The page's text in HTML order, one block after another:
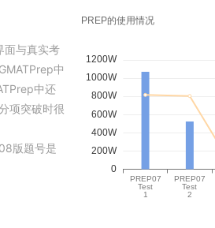
面与真实考
中
中还
项突破时很
版题号是